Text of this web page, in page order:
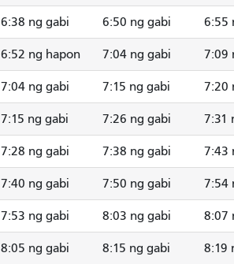
6:38 ng gabi 6:50 ng gabi 6:55
6:52 ng hapon 7:04 ng gabi 7:09
7:04 ng gabi 7:15 ng gabi 7:20
7:15 ng gabi 7:26 ng gabi 7:31
7:28 ng gabi 7:38 ng gabi 7:43
7:40 ng gabi 7:50 ng gabi 7:54
7:53 ng gabi 8:03 ng gabi 8:07
8:05 ng gabi 8:15 ng gabi 8:19